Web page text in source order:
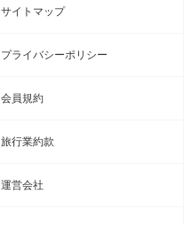
サイトマップ
プライバシーポリシー
会員規約
旅行業約款
運営会社